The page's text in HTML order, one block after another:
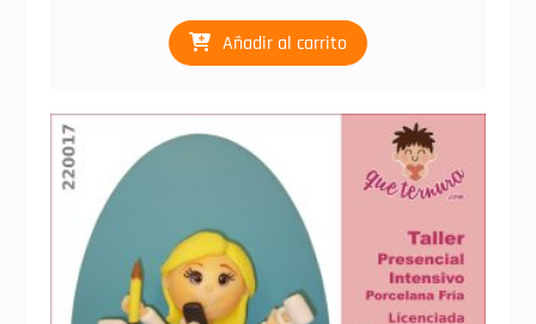
Añadir al carrito